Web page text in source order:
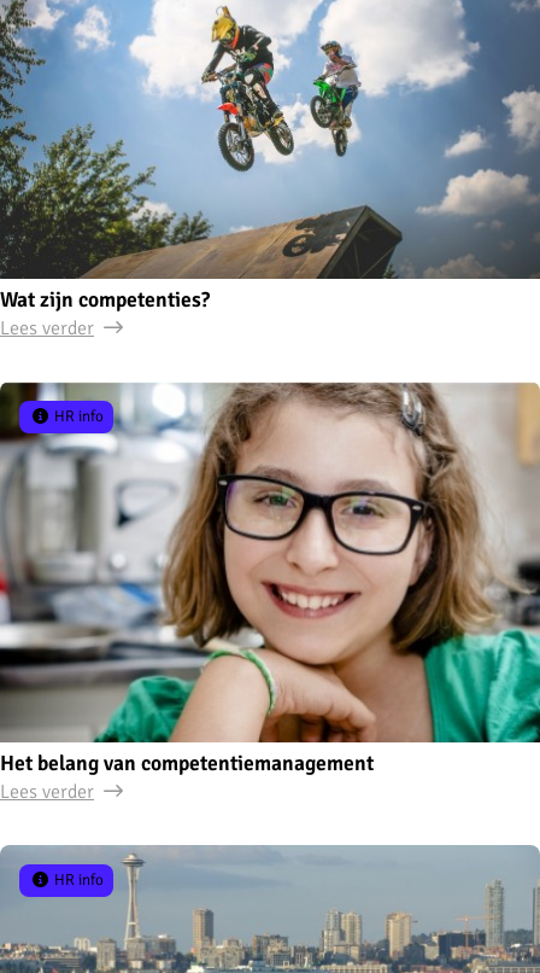
Wat zijn competenties?
Lees verder
Het belang van competentiemanagement
HR info
Lees verder
HR info